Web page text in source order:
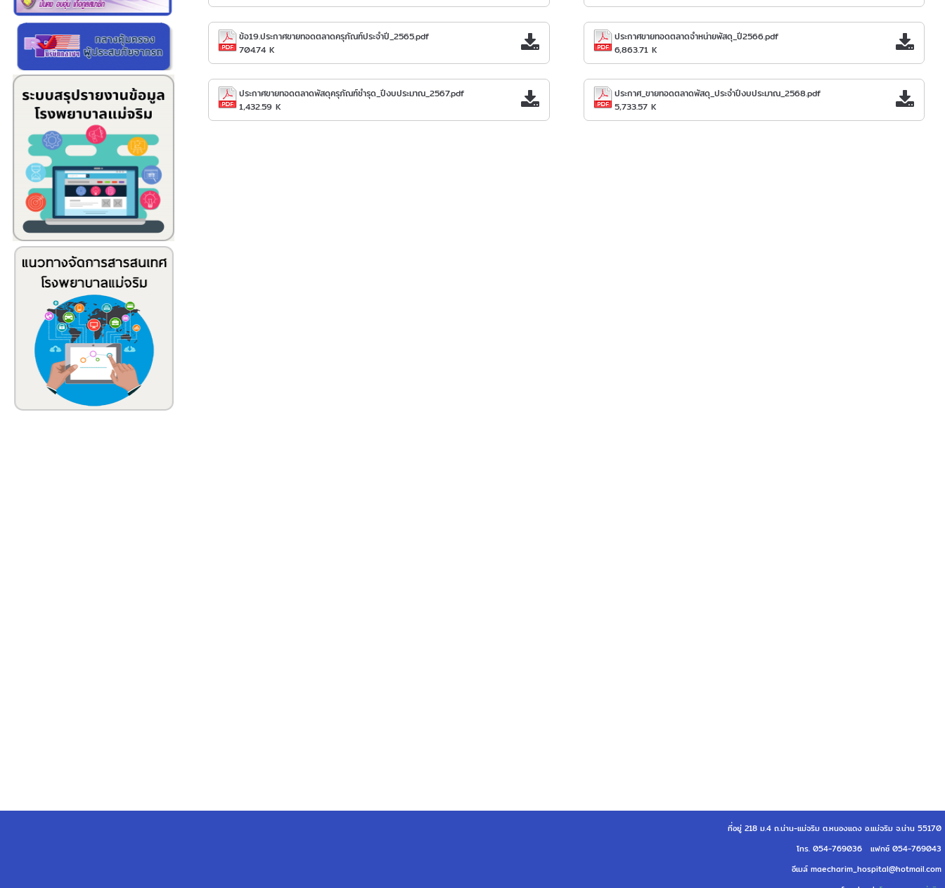
ข้อ19.ประกาศขายทอดตลาดครุภัณฑ์ประจำปี_2565.pdf
704.74 K
ประกาศขายทอดตลาดจำหน่ายพัสดุ_ปี2566.pdf
6,863.71 K
ประกาศขายทอดตลาดพัสดุครุภัณฑ์ชำรุด_ปีงบประมาณ_2567.pdf
1,432.59 K
ประกาศ_ขายทอดตลาดพัสดุ_ประจำปีงบประมาณ_2568.pdf
5,733.57 K
ที่อยู่ 218 ม.4 ถ.น่าน-แม่จริม ต.หนองแดง อ.แม่จริม จ.น่าน 55170
โทร. 054-769036 แฟกซ์ 054-769043
อีเมล์ maecharim_hospital@hotmail.com